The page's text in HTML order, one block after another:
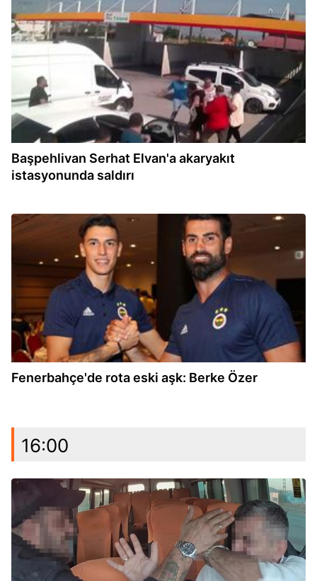
15:13
Başpehlivan Serhat Elvan'a akaryakıt
istasyonunda saldırı
Fenerbahçe'de rota eski aşk: Berke Özer
16:00